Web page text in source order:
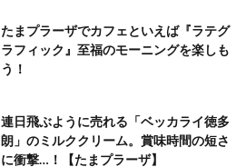
たまプラーザでカフェといえば『ラテグ
ラフィック』至福のモーニングを楽しも
う！
連日飛ぶように売れる「ベッカライ徳多
朗」のミルククリーム。賞味時間の短さ
に衝撃…！【たまプラーザ】